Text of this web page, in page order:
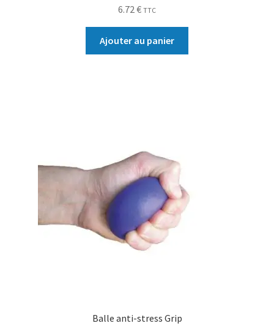
6.72€ TTC
Ajouter au panier
Balle anti-stress Grip